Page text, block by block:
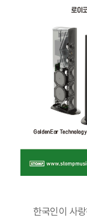
한국인이 사